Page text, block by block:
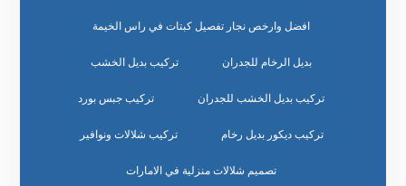
افضل وارخص نجار تفصيل كبتات في راس الخيمة
بديل الرخام للجدران تركيب بديل الخشب
تركيب بديل الخشب للجدران تركيب جبس بورد
تركيب ديكور بديل رخام تركيب شلالات ونوافير
تصميم شلالات منزلية في الامارات